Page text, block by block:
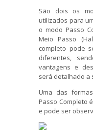
São dois os
utilizados para
o modo Passo
Meio Passo
completo pode
diferentes,
vantagens e
será detalhado a
Uma das
Passo Completo
e pode ser